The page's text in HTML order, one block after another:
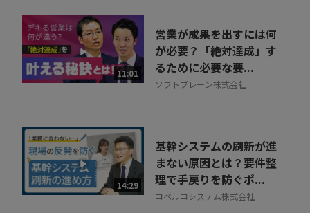
11:01
営業が成果を出すには何
が必要？「絶対達成」す
るために必要な要...
ソフトブレーン株式会社
14:29
基幹システムの刷新が進
まない原因とは？要件整
理で手戻りを防ぐポ...
コベルコシステム株式会社